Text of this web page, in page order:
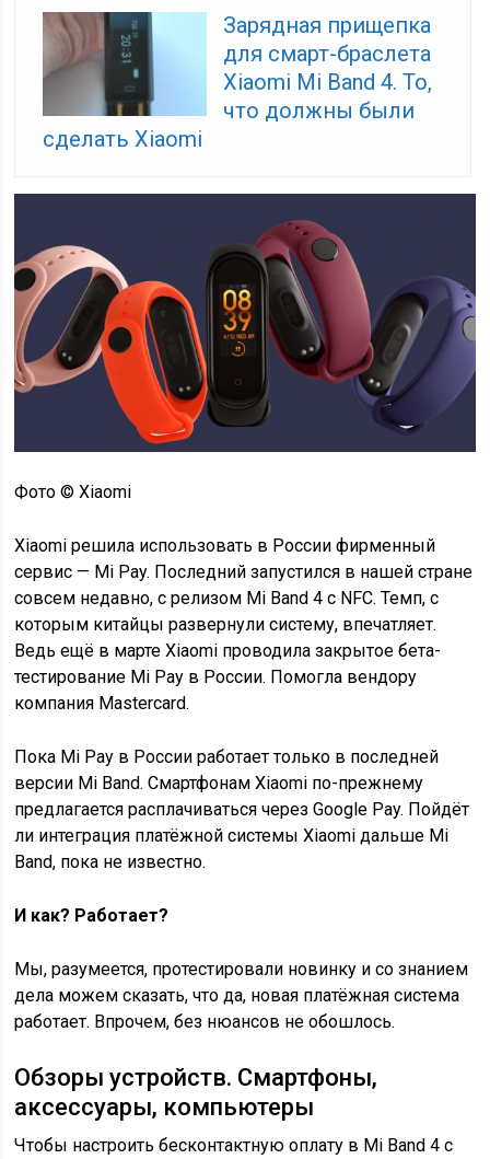
Зарядная прищепка
для смарт-браслета
Xiaomi Mi Band 4. То,
что должны были
сделать Xiaomi
Фото © Xiaomi
Xiaomi решила использовать в России фирменный
сервис — Mi Pay. Последний запустился в нашей стране
совсем недавно, с релизом Mi Band 4 с NFC. Темп, с
которым китайцы развернули систему, впечатляет.
Ведь ещё в марте Xiaomi проводила закрытое бета-
тестирование Mi Pay в России. Помогла вендору
компания Mastercard.
Пока Mi Pay в России работает только в последней
версии Mi Band. Смартфонам Xiaomi по-прежнему
предлагается расплачиваться через Google Pay. Пойдёт
ли интеграция платёжной системы Xiaomi дальше Mi
Band, пока не известно.
И как? Работает?
Мы, разумеется, протестировали новинку и со знанием
дела можем сказать, что да, новая платёжная система
работает. Впрочем, без нюансов не обошлось.
Обзоры устройств. Смартфоны,
аксессуары, компьютеры
Чтобы настроить бесконтактную оплату в Mi Band 4 с